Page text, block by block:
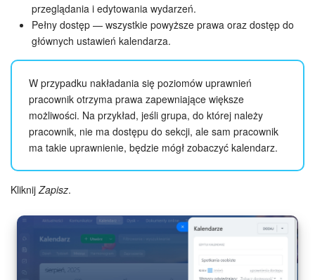
przeglądania i edytowania wydarzeń.
Pełny dostęp — wszystkie powyższe prawa oraz dostęp do
głównych ustawień kalendarza.
W przypadku nakładania się poziomów uprawnień
pracownik otrzyma prawa zapewniające większe
możliwości. Na przykład, jeśli grupa, do której należy
pracownik, nie ma dostępu do sekcji, ale sam pracownik
ma takie uprawnienie, będzie mógł zobaczyć kalendarz.
Kliknij Zapisz.